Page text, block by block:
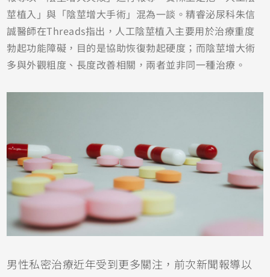
莖植入」與「陰莖增大手術」混為一談。精睿泌尿科朱信
誠醫師在Threads指出，人工陰莖植入主要用於治療重度
勃起功能障礙，目的是協助恢復勃起硬度；而陰莖增大術
多與外觀粗度、長度改善相關，兩者並非同一種治療。
男性私密治療近年受到更多關注，前次新聞報導以